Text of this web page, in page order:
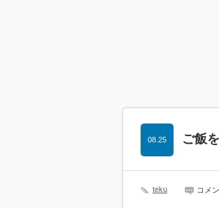
ご飯
08.25
teku
ご
コメ